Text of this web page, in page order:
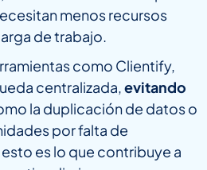
menos recursos
de trabajo.
como Clientify,
centralizada,evitando
la duplicación de datos o
por falta de
es lo que contribuye a